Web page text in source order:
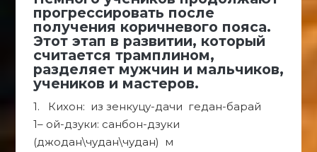
прогрессировать после
получения коричневого пояса.
Этот этап в развитии, который
считается трамплином,
разделяет мужчин и мальчиков,
учеников и мастеров.
1. Кихон: из зенкуцу-дачи гедан-барай
1– ой-дзуки: санбон-дзуки
(джодан\чудан\чудан) м